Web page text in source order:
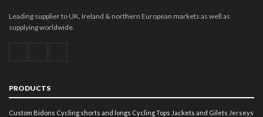
Leading supplier to UK, Ireland & northern European markets as well as
supplying worldwide.
PRODUCTS
Custom Bidons Cycling shorts and longs Cycling Tops Jackets and Gilets Jerseys